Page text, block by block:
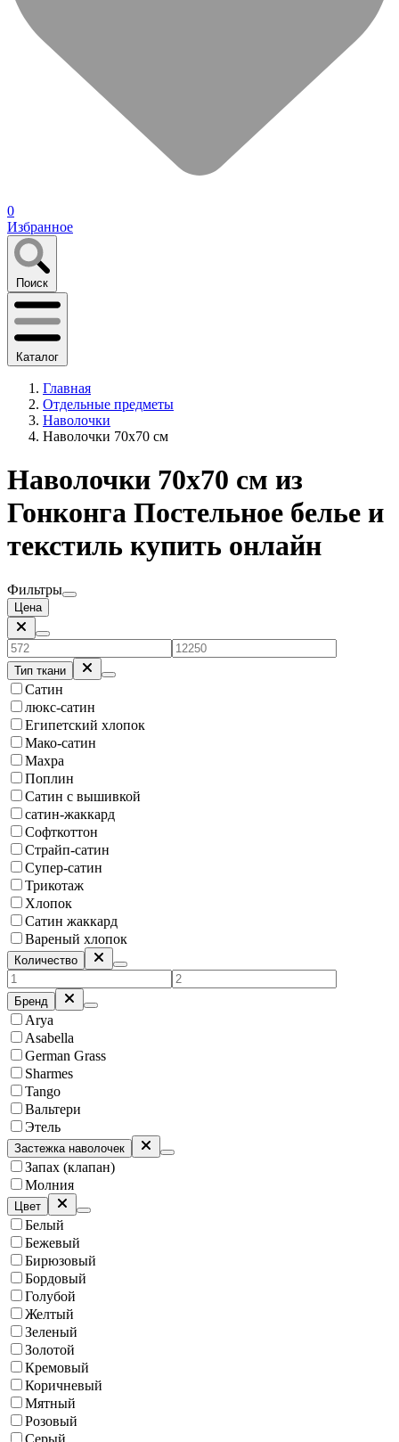
0
Избранное
Поиск
Каталог
Главная
Отдельные предметы
Наволочки
Наволочки 70x70 cм
Наволочки 70x70 cм из
Гонконга Постельное белье и
текстиль купить онлайн
Фильтры
Цена
Тип ткани
Сатин
люкс-сатин
Египетский хлопок
Мако-сатин
Махра
Поплин
Сатин с вышивкой
сатин-жаккард
Софткоттон
Страйп-сатин
Супер-сатин
Трикотаж
Хлопок
Сатин жаккард
Вареный хлопок
Количество
Бренд
Arya
Asabella
German Grass
Sharmes
Tango
Вальтери
Этель
Застежка наволочек
Запах (клапан)
Молния
Цвет
Белый
Бежевый
Бирюзовый
Бордовый
Голубой
Желтый
Зеленый
Золотой
Кремовый
Коричневый
Мятный
Розовый
Серый